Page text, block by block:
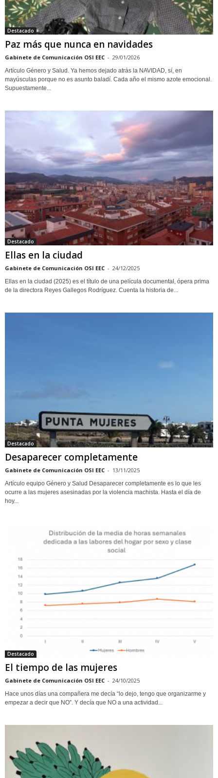
Destacado
Paz más que nunca en navidades
Gabinete de Comunicación OSI EEC - 29/01/2026
Artículo Género y Salud. Ya hemos dejado atrás la NAVIDAD, sí, en
mayúsculas porque no es asunto baladí. Cada año el mismo azote emocional.
Supuestamente...
Destacado
Ellas en la ciudad
Gabinete de Comunicación OSI EEC - 24/12/2025
Ellas en la ciudad (2025) es el título de una película documental, ópera prima
de la directora Reyes Gallegos Rodríguez. Cuenta la historia de...
Destacado
Desaparecer completamente
Gabinete de Comunicación OSI EEC - 13/11/2025
Artículo equipo Género y Salud Desaparecer completamente es lo que les
ocurre a las mujeres asesinadas por la violencia machista. Hasta el día de
hoy...
Destacado
El tiempo de las mujeres
Gabinete de Comunicación OSI EEC - 24/10/2025
Hace unos días una compañera me decía “lo dejo, tengo que organizarme y
empezar a decir que NO”. Y decía que NO a una actividad...